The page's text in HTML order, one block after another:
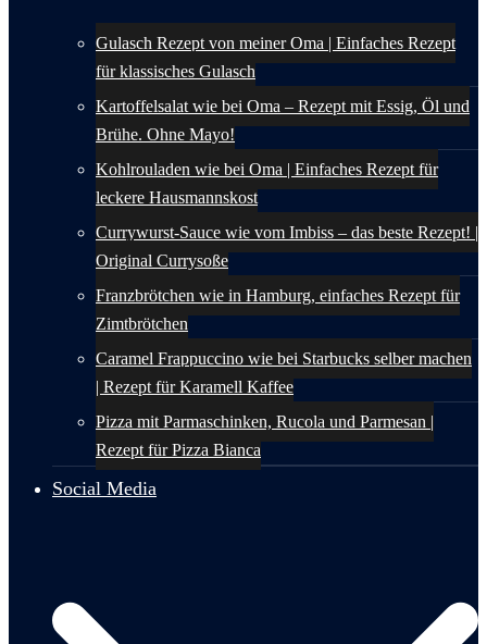
Gulasch Rezept von meiner Oma | Einfaches Rezept
für klassisches Gulasch
Kartoffelsalat wie bei Oma – Rezept mit Essig, Öl und
Brühe. Ohne Mayo!
Kohlrouladen wie bei Oma | Einfaches Rezept für
leckere Hausmannskost
Currywurst-Sauce wie vom Imbiss – das beste Rezept! |
Original Currysoße
Franzbrötchen wie in Hamburg, einfaches Rezept für
Zimtbrötchen
Caramel Frappuccino wie bei Starbucks selber machen
| Rezept für Karamell Kaffee
Pizza mit Parmaschinken, Rucola und Parmesan |
Rezept für Pizza Bianca
Social Media